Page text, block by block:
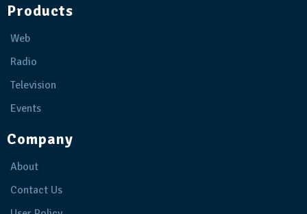
Products
Web
Radio
Television
Events
Company
About
Contact Us